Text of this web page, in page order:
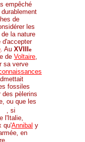
empêché
de
les
la nature
d'accepter
. Au XVIII e
de Voltaire,
sa verve
fossiles
des pèlerins
ou que les
, si
l'Italie,
qu'Annibal y
en